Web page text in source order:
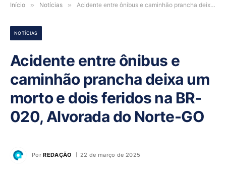
Início » Notícias » Acidente entre ônibus e caminhão prancha deixa um morto e dois feridos na BR-020, Alvorada do Norte-GO
NOTÍCIAS
Acidente entre ônibus e
caminhão prancha deixa um
morto e dois feridos na BR-
020, Alvorada do Norte-GO
Por REDAÇÃO 22 de março de 2025